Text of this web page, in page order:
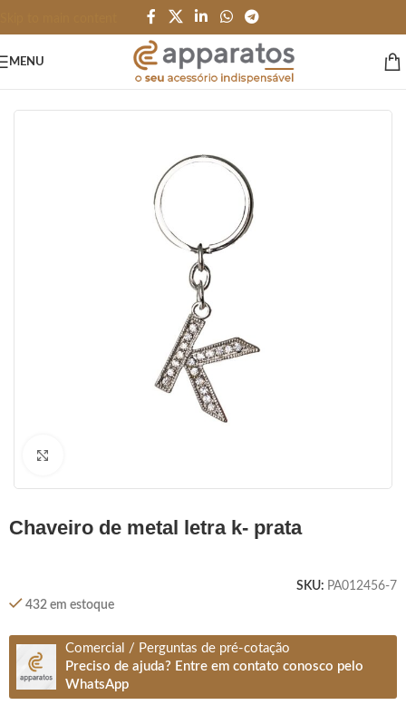
MENU
chaveiro de metal letra k- prata
SKU: PA012456-7
432 em estoque
Comercial / Perguntas de pré-cotação
Preciso de ajuda? Entre em contato conosco pelo
WhatsApp